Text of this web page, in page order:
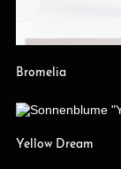
Bromelia
Yellow Dream